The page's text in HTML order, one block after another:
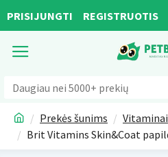
PRISIJUNGTI REGISTRUOTIS
Prekės šunims Vitaminai
Brit Vitamins Skin&Coat